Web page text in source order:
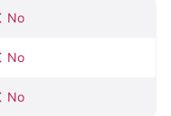
No
No
No